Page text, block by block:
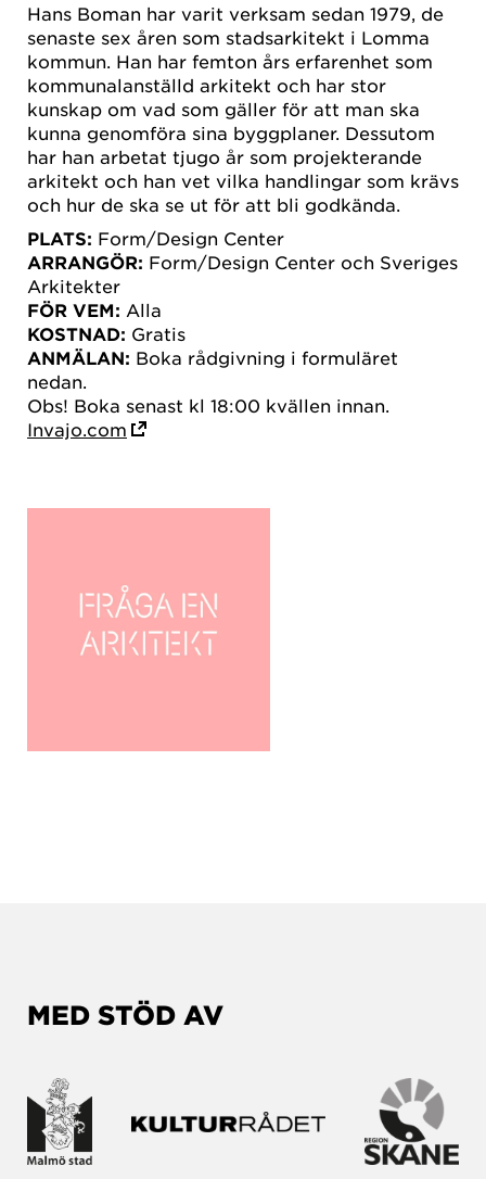
Hans Boman har varit verksam sedan 1979, de
senaste sex åren som stadsarkitekt i Lomma
kommun. Han har femton års erfarenhet som
kommunalanställd arkitekt och har stor
kunskap om vad som gäller för att man ska
kunna genomföra sina byggplaner. Dessutom
har han arbetat tjugo år som projekterande
arkitekt och han vet vilka handlingar som krävs
och hur de ska se ut för att bli godkända.
PLATS: Form/Design Center
ARRANGÖR: Form/Design Center och Sveriges
Arkitekter
FÖR VEM: Alla
KOSTNAD: Gratis
ANMÄLAN: Boka rådgivning i formuläret
nedan.
Obs! Boka senast kl 18:00 kvällen innan.
Invajo.com
MED STÖD AV